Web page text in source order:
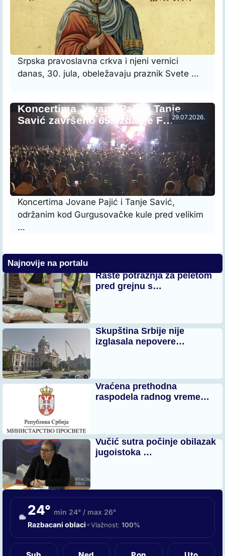
Srpska pravoslavna crkva i njeni vernici
danas, 30. jula, obeležavaju praznik Svete …
29.07.2026.
Koncertima Jovane Pajić i Tanje
Savić završeno 65. izdanje F…
Koncertima Jovane Pajić i Tanje Savić,
održanim kod Gurgusovačke kule pred velikim
…
Najnovije na portalu
Raste potražnja za peletom
pred grejnu s…
Skupština Srbije nije
izglasala nepovere…
Vraćena prethodna
raspodela radnog vreme…
Vučić sutra počinje obilazak
jugoistoka …
24° min 24° / max 26°
Razbacani oblaci•Vlažnost: 100%